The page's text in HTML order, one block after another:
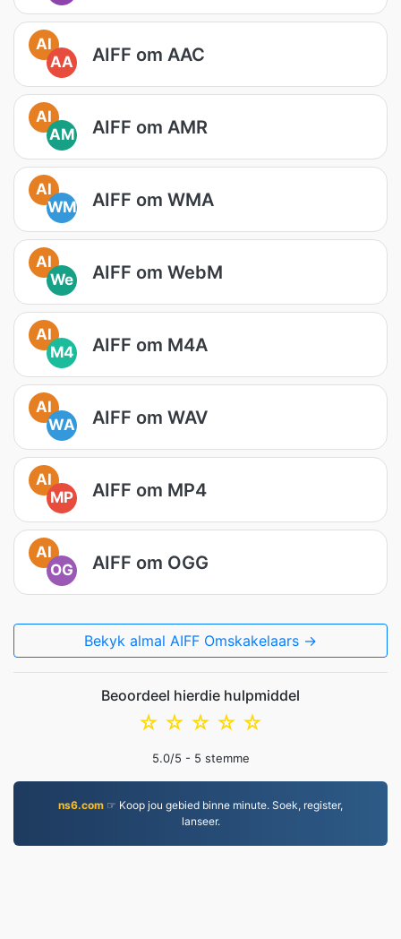
AI
AA
AIFF om AAC
AI
AM
AIFF om AMR
AI
WM
AIFF om WMA
AI
We
AIFF om WebM
AI
M4
AIFF om M4A
AI
WA
AIFF om WAV
AI
MP
AIFF om MP4
AI
OG
AIFF om OGG
Bekyk almal AIFF Omskakelaars →
Beoordeel hierdie hulpmiddel
☆
☆
☆
☆
☆
5.0/5 - 5 stemme
ns6.com ☞ Koop jou gebied binne minute. Soek, register,
lanseer.